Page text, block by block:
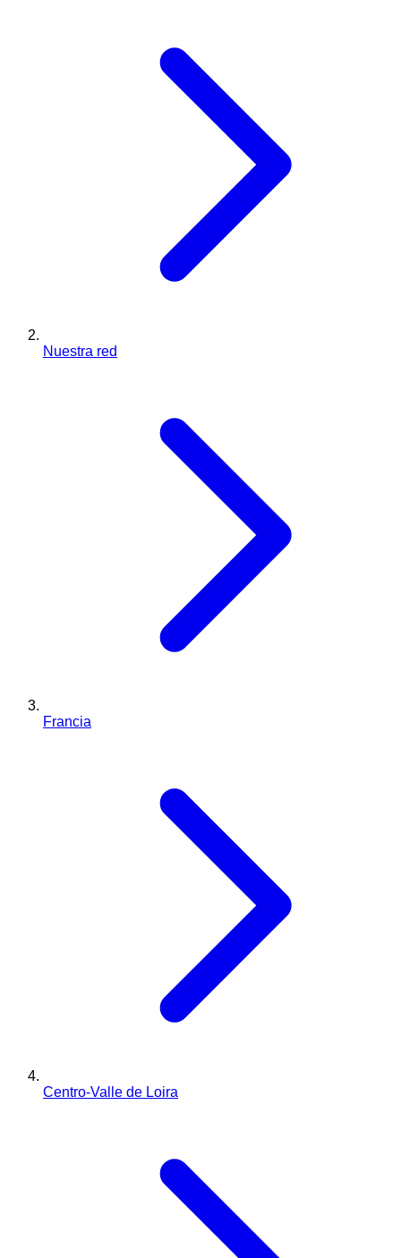
Nuestra red
Francia
Centro-Valle de Loira